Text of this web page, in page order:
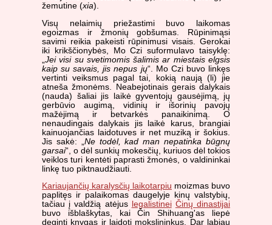
žemutine (xia).
Visų nelaimių priežastimi buvo laikomas
egoizmas ir žmonių gobšumas. Rūpinimąsi
savimi reikia pakeisti rūpinimusi visais. Gerokai
iki krikščionybės, Mo Czi suformulavo taisyklę:
Jei visi su svetimomis šalimis ar miestais elgsis
kaip su savais, jis nepus jų“. Mo Czi buvo linkęs
vertinti veiksmus pagal tai, kokią naują (li) jie
atneša žmonėms. Neabejotinais gerais dalykais
(nauda) šaliai jis laikė gyventojų gausėjimą, jų
gerbūvio augimą, vidinių ir išorinių pavojų
mažėjimą ir betvarkės panaikinimą. O
nenaudingais dalykais jis laikė karus, brangiai
kainuojančias laidotuves ir net muziką ir šokius.
Jis sakė: „ Ne todėl, kad man nepatinka būgnų
garsai“, o dėl sunkių mokesčių, kuriuos dėl tokios
veiklos turi kentėti paprasti žmonės, o valdininkai
linkę tuo piktnaudžiauti.
Kariaujančių karalysčių laikotarpiu moizmas buvo
paplitęs ir palaikomas daugelyje kinų valstybių,
tačiau į valdžią atėjus legalistinei Činų dinastijai
buvo išblaškytas, kai Čin Shihuang'as liepė
deginti knygas ir laidoti mokslininkus. Dar labiau